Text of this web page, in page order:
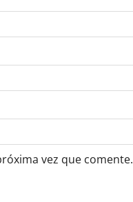
vez que comente.